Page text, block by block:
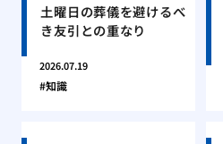
土曜日の葬儀を避けるべ
き友引との重なり
2026.07.19
知識